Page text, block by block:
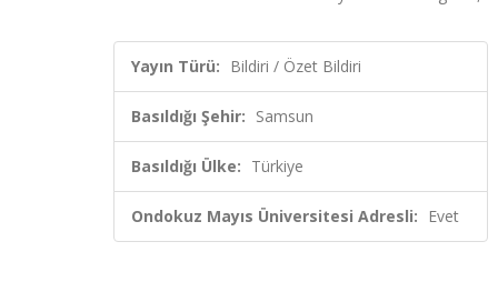
Yayın Türü: Bildiri / Özet Bildiri
Basıldığı Şehir: Samsun
Basıldığı Ülke: Türkiye
Ondokuz Mayıs Üniversitesi Adresli: Evet